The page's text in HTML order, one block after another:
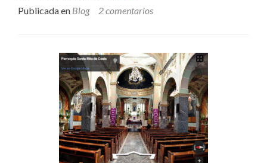
periódica
factores
de
éxito
SEO
Publicada en Blog 2 comentarios